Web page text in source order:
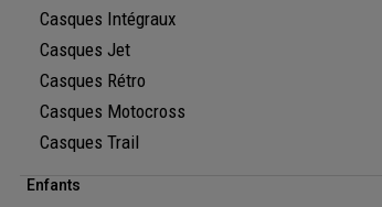
Casques Intégraux
Casques Jet
Casques Rétro
Casques Motocross
Casques Trail
Enfants